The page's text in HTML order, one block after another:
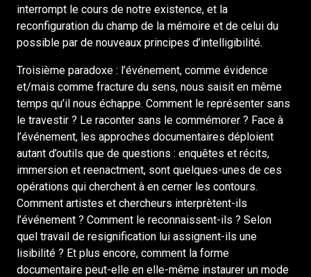
interrompt le cours de notre existence, et la
reconfiguration du champ de la mémoire et de celui du
possible par de nouveaux principes d’intelligibilité.
Troisième paradoxe : l’événement, comme évidence
et/mais comme fracture du sens, nous saisit en même
temps qu’il nous échappe. Comment le représenter sans
le travestir ? Le raconter sans le commémorer ? Face à
l’événement, les approches documentaires déploient
autant d’outils que de questions : enquêtes et récits,
immersion et reenactment, sont quelques-unes de ces
opérations qui cherchent à en cerner les contours.
Comment artistes et chercheurs interprètent-ils
l’événement ? Comment le reconnaissent-ils ? Selon
quel travail de resignification lui assignent-ils une
lisibilité ? Et plus encore, comment la forme
documentaire peut-elle en elle-même instaurer un mode